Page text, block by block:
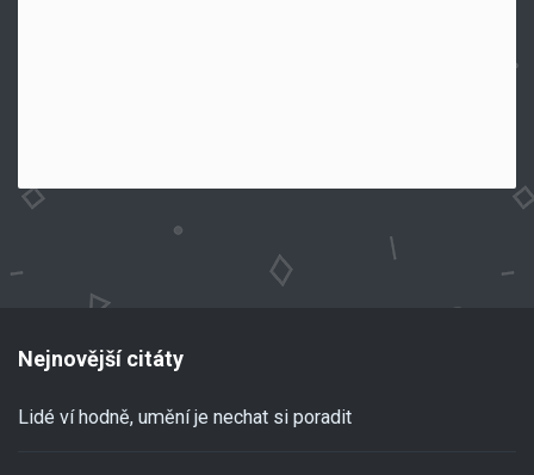
Nejnovější citáty
Lidé ví hodně, umění je nechat si poradit